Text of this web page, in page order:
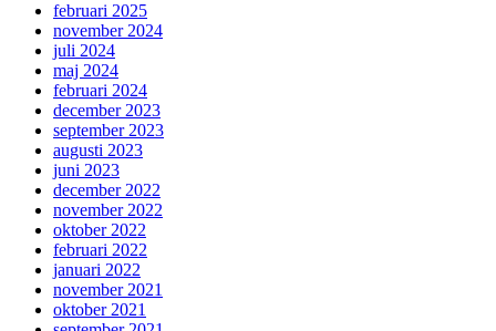
februari 2025
november 2024
juli 2024
maj 2024
februari 2024
december 2023
september 2023
augusti 2023
juni 2023
december 2022
november 2022
oktober 2022
februari 2022
januari 2022
november 2021
oktober 2021